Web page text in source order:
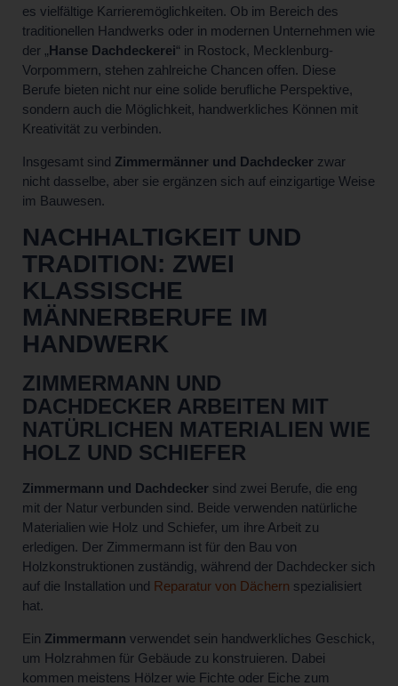
es vielfältige Karrieremöglichkeiten. Ob im Bereich des
traditionellen Handwerks oder in modernen Unternehmen wie
der „Hanse Dachdeckerei“ in Rostock, Mecklenburg-
Vorpommern, stehen zahlreiche Chancen offen. Diese
Berufe bieten nicht nur eine solide berufliche Perspektive,
sondern auch die Möglichkeit, handwerkliches Können mit
Kreativität zu verbinden.
Insgesamt sind Zimmermänner und Dachdecker zwar
nicht dasselbe, aber sie ergänzen sich auf einzigartige Weise
im Bauwesen.
NACHHALTIGKEIT UND
TRADITION: ZWEI
KLASSISCHE
MÄNNERBERUFE IM
HANDWERK
ZIMMERMANN UND
DACHDECKER ARBEITEN MIT
NATÜRLICHEN MATERIALIEN WIE
HOLZ UND SCHIEFER
Zimmermann und Dachdecker sind zwei Berufe, die eng
mit der Natur verbunden sind. Beide verwenden natürliche
Materialien wie Holz und Schiefer, um ihre Arbeit zu
erledigen. Der Zimmermann ist für den Bau von
Holzkonstruktionen zuständig, während der Dachdecker sich
auf die Installation und Reparatur von Dächern spezialisiert
hat.
Ein Zimmermann verwendet sein handwerkliches Geschick,
um Holzrahmen für Gebäude zu konstruieren. Dabei
kommen meistens Hölzer wie Fichte oder Eiche zum